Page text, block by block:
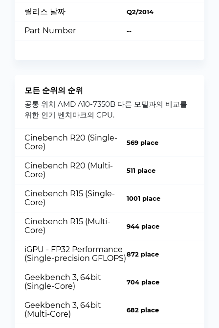
릴리스 날짜 Q2/2014
Part Number --
모든 순위의 순위
공통 위치 AMD A10-7350B 다른 모델과의 비교를
위한 인기 벤치마크의 CPU.
Cinebench R20 (Single-
Core)
569 place
Cinebench R20 (Multi-
Core)
511 place
Cinebench R15 (Single-
Core)
1001 place
Cinebench R15 (Multi-
Core)
944 place
iGPU - FP32 Performance
(Single-precision GFLOPS)872 place
Geekbench 3, 64bit
(Single-Core)
704 place
Geekbench 3, 64bit
(Multi-Core)
682 place